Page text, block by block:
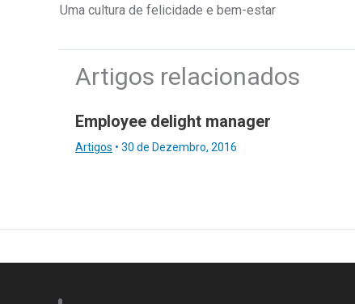
Uma cultura de felicidade e bem-estar
Artigos relacionados
Employee delight manager
Artigos • 30 de Dezembro, 2016